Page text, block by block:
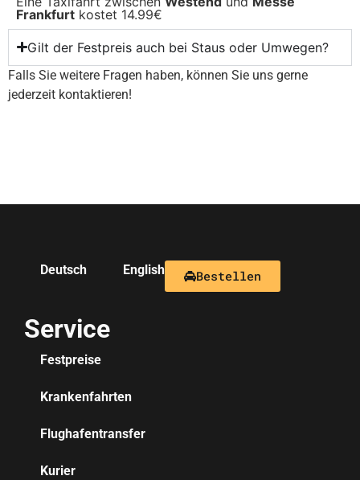
Frankfurt kostet 14.99€
Gilt der Festpreis auch bei Staus oder Umwegen?
Falls Sie weitere Fragen haben, können Sie uns gerne
jederzeit kontaktieren!
Deutsch English Bestellen
Service
Festpreise
Krankenfahrten
Flughafentransfer
Kurier